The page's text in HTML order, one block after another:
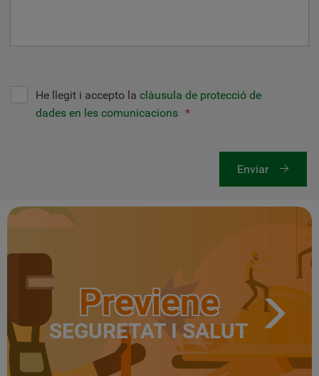
He llegit i accepto la clàusula de protecció de
dades en les comunicacions *
Enviar
Previene
SEGURETAT I SALUT